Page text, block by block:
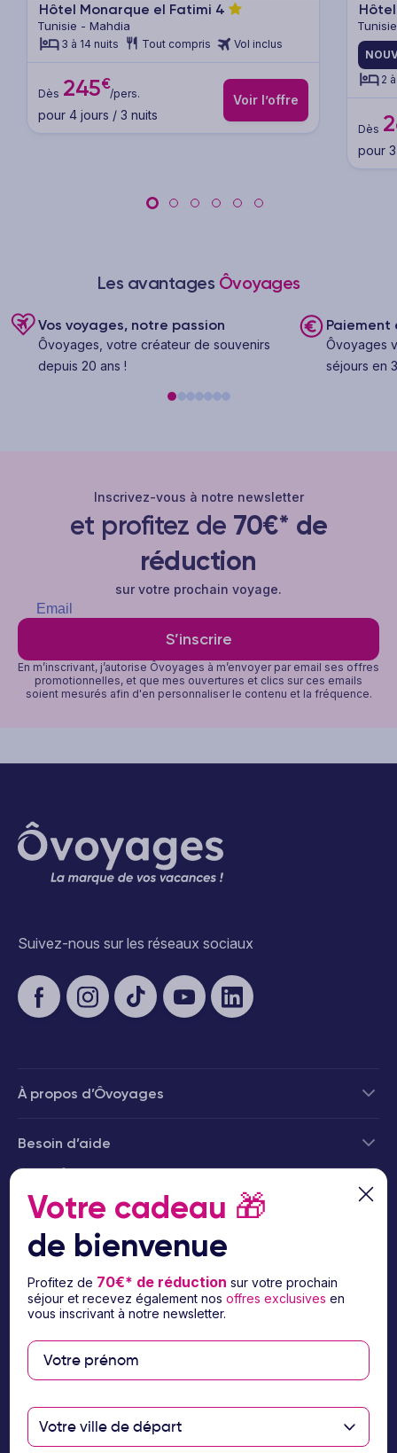
Hôtel Monarque el Fatimi 4
Tunisie - Mahdia
3 à 14 nuits Tout compris Vol inclus
Dès 245€
/pers.
pour 4 jours / 3 nuits
Voir l’offre
2
Dès
pour
Les avantages Ôvoyages
Vos voyages, notre passion
Ôvoyages, votre créateur de souvenirs
depuis 20 ans !
Paiement
Ôvoyages
séjours en
Inscrivez-vous à notre newsletter
et profitez de 70€* de
réduction
sur votre prochain voyage.
S’inscrire
En m’inscrivant, j’autorise Ôvoyages à m’envoyer par email ses offres
promotionnelles, et que mes ouvertures et clics sur ces emails
soient mesurés afin d'en personnaliser le contenu et la fréquence.
Suivez-nous sur les réseaux sociaux
À propos d’Ôvoyages
Besoin d’aide
Paiement sécurisé
fois par carte
notre partenaire
Floa
Votre cadeau 🎁
de bienvenue
Profitez de 70€* de réduction sur votre prochain
séjour et recevez également nosoffres exclusives en
vous inscrivant à notre newsletter.
Votre ville de départ